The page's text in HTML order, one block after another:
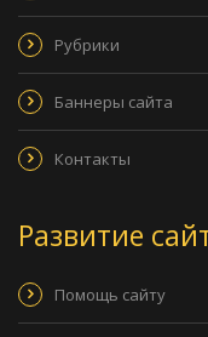
Рубрики
Баннеры сайта
Контакты
Развитие
Помощь сайту